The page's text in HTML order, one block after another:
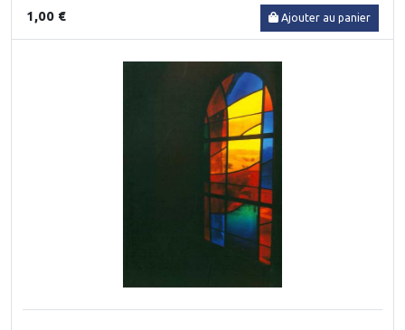
1,00 € Ajouter au panier